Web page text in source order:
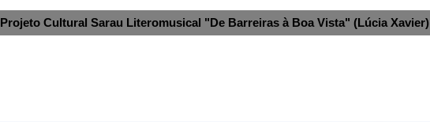
Projeto Cultural Sarau Literomusical "De Barreiras à Boa Vista" (Lúcia Xavier)